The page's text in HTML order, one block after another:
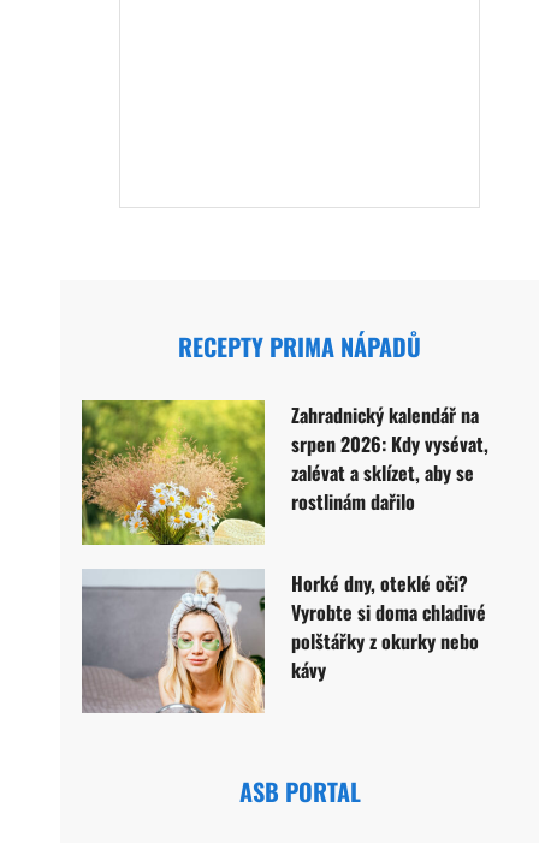
RECEPTY PRIMA NÁPADŮ
Zahradnický kalendář na
srpen 2026: Kdy vysévat,
zalévat a sklízet, aby se
rostlinám dařilo
Horké dny, oteklé oči?
Vyrobte si doma chladivé
polštářky z okurky nebo
kávy
ASB PORTAL